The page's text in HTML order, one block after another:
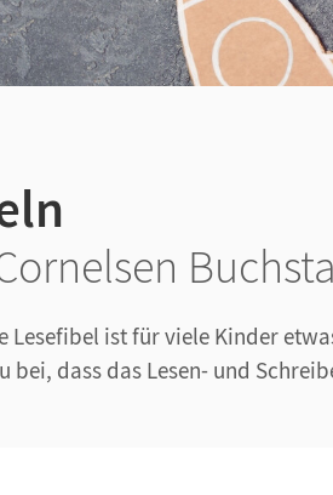
Lesefibel ist für viele Kinder
bei, dass das Lesen- und